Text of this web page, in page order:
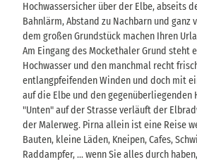
Hochwassersicher über der Elbe, abseits
Bahnlärm, Abstand zu Nachbarn und ganz
dem großen Grundstück machen Ihren
Am Eingang des Mockethaler Grund steht
Hochwasser und den manchmal recht
entlangpfeifenden Winden und doch mit
auf die Elbe und den gegenüberliegenden
"Unten" auf der Strasse verläuft der
der Malerweg. Pirna allein ist eine Reise
Bauten, kleine Läden, Kneipen, Cafes,
Raddampfer, ... wenn Sie alles durch